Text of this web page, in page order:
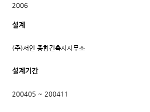
2006
설계
(주)서인 종합건축사사무소
설계기간
200405 ~ 200411